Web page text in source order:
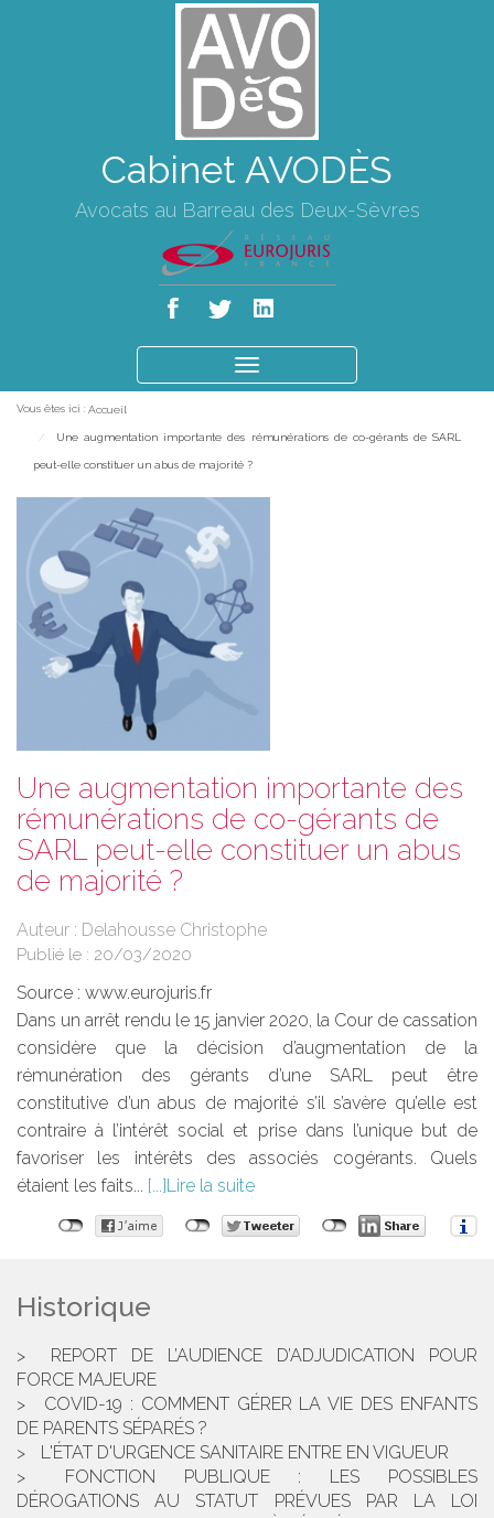
Cabinet AVODÈS
Avocats au Barreau des Deux-Sèvres
le
Vous êtes ici : Accueil
Une augmentation importante des rémunérations de co-gérants de SARL
peut-elle constituer un abus de majorité ?
Une augmentation importante des
rémunérations de co-gérants de
SARL peut-elle constituer un abus
de majorité ?
Auteur : Delahousse Christophe
Publié le : 20/03/2020
Source : www.eurojuris.fr
Dans un arrêt rendu le 15 janvier 2020, la Cour de cassation
considère que la décision d’augmentation de la
rémunération des gérants d’une SARL peut être
constitutive d’un abus de majorité s’il s’avère qu’elle est
contraire à l’intérêt social et prise dans l’unique but de
favoriser les intérêts des associés cogérants. Quels
étaient les faits...
Lire la suite
Historique
REPORT DE L’AUDIENCE D’ADJUDICATION POUR
FORCE MAJEURE
COVID-19 : COMMENT GÉRER LA VIE DES ENFANTS
DE PARENTS SÉPARÉS ?
L'ÉTAT D'URGENCE SANITAIRE ENTRE EN VIGUEUR
FONCTION PUBLIQUE : LES POSSIBLES
DÉROGATIONS AU STATUT PRÉVUES PAR LA LOI